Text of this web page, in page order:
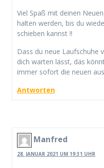
Viel Spaß mit deinen
halten werden, bis du
schieben kannst !!
Dass du neue Laufschuhe
dich warten lässt, das
immer sofort die neuen
Antworten
Manfred
28. JANUAR 2021 UM 19:31 UHR